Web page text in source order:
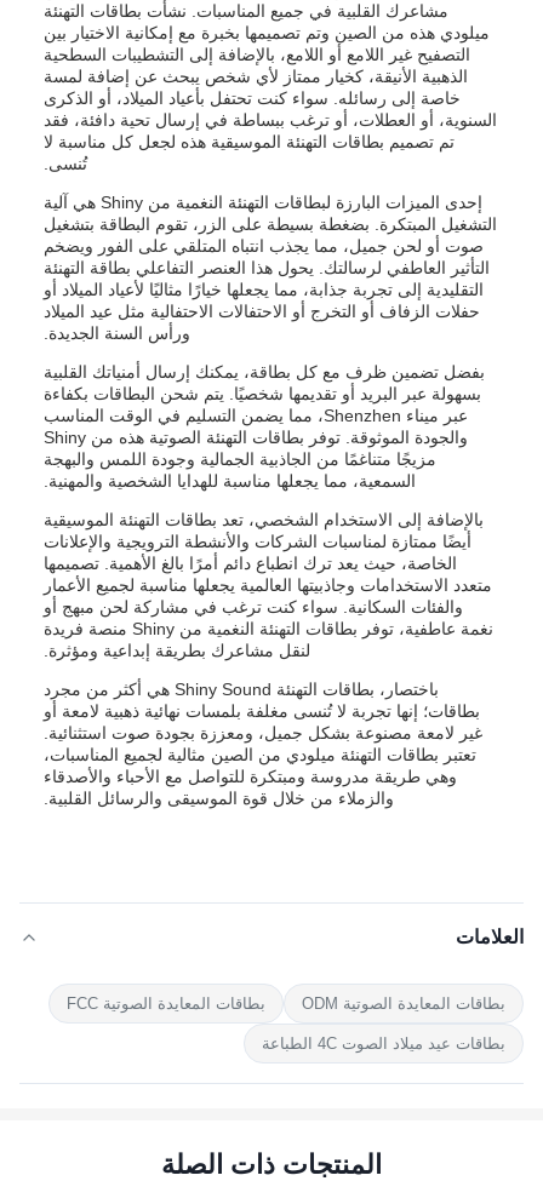
مشاعرك القلبية في جميع المناسبات. نشأت بطاقات التهنئة
ميلودي هذه من الصين وتم تصميمها بخبرة مع إمكانية الاختيار بين
التصفيح غير اللامع أو اللامع، بالإضافة إلى التشطيبات السطحية
الذهبية الأنيقة، كخيار ممتاز لأي شخص يبحث عن إضافة لمسة
خاصة إلى رسائله. سواء كنت تحتفل بأعياد الميلاد، أو الذكرى
السنوية، أو العطلات، أو ترغب ببساطة في إرسال تحية دافئة، فقد
تم تصميم بطاقات التهنئة الموسيقية هذه لجعل كل مناسبة لا
تُنسى.
إحدى الميزات البارزة لبطاقات التهنئة النغمية من Shiny هي آلية
التشغيل المبتكرة. بضغطة بسيطة على الزر، تقوم البطاقة بتشغيل
صوت أو لحن جميل، مما يجذب انتباه المتلقي على الفور ويضخم
التأثير العاطفي لرسالتك. يحول هذا العنصر التفاعلي بطاقة التهنئة
التقليدية إلى تجربة جذابة، مما يجعلها خيارًا مثاليًا لأعياد الميلاد أو
حفلات الزفاف أو التخرج أو الاحتفالات الاحتفالية مثل عيد الميلاد
ورأس السنة الجديدة.
بفضل تضمين ظرف مع كل بطاقة، يمكنك إرسال أمنياتك القلبية
بسهولة عبر البريد أو تقديمها شخصيًا. يتم شحن البطاقات بكفاءة
عبر ميناء Shenzhen، مما يضمن التسليم في الوقت المناسب
والجودة الموثوقة. توفر بطاقات التهنئة الصوتية هذه من Shiny
مزيجًا متناغمًا من الجاذبية الجمالية وجودة اللمس والبهجة
السمعية، مما يجعلها مناسبة للهدايا الشخصية والمهنية.
بالإضافة إلى الاستخدام الشخصي، تعد بطاقات التهنئة الموسيقية
أيضًا ممتازة لمناسبات الشركات والأنشطة الترويجية والإعلانات
الخاصة، حيث يعد ترك انطباع دائم أمرًا بالغ الأهمية. تصميمها
متعدد الاستخدامات وجاذبيتها العالمية يجعلها مناسبة لجميع الأعمار
والفئات السكانية. سواء كنت ترغب في مشاركة لحن مبهج أو
نغمة عاطفية، توفر بطاقات التهنئة النغمية من Shiny منصة فريدة
لنقل مشاعرك بطريقة إبداعية ومؤثرة.
باختصار، بطاقات التهنئة Shiny Sound هي أكثر من مجرد
بطاقات؛ إنها تجربة لا تُنسى مغلفة بلمسات نهائية ذهبية لامعة أو
غير لامعة مصنوعة بشكل جميل، ومعززة بجودة صوت استثنائية.
تعتبر بطاقات التهنئة ميلودي من الصين مثالية لجميع المناسبات،
وهي طريقة مدروسة ومبتكرة للتواصل مع الأحباء والأصدقاء
والزملاء من خلال قوة الموسيقى والرسائل القلبية.
العلامات
بطاقات المعايدة الصوتية ODM بطاقات المعايدة الصوتية FCC
بطاقات عيد ميلاد الصوت 4C الطباعة
المنتجات ذات الصلة